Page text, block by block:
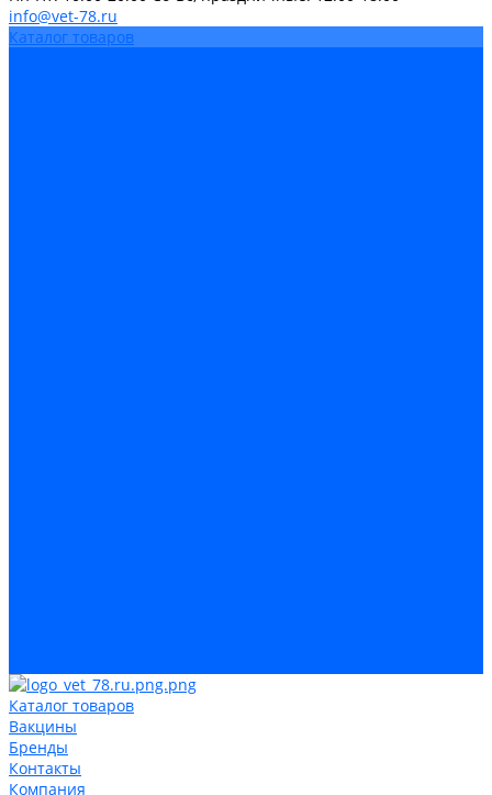
info@vet-78.ru
Каталог товаров
Каталог товаров
Вакцины
Бренды
Контакты
Компания